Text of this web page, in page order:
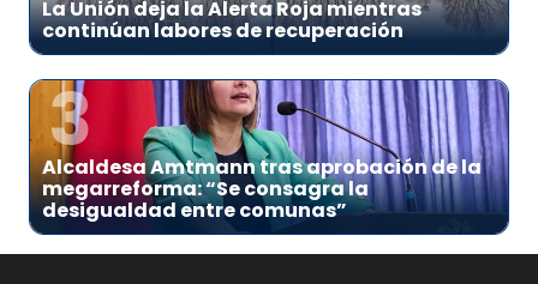
La Unión deja la Alerta Roja mientras
continúan labores de recuperación
3
Alcaldesa Amtmann tras aprobación de la
megarreforma: “Se consagra la
desigualdad entre comunas”